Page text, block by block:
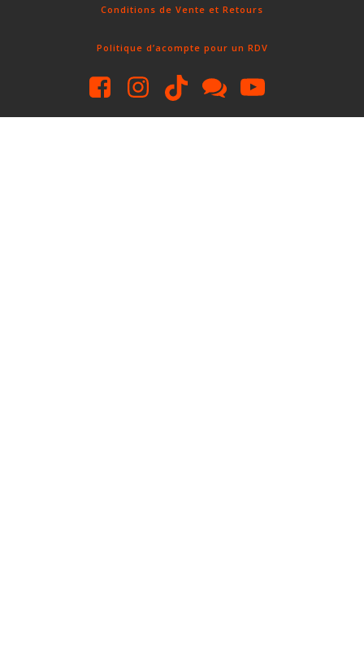
Conditions de Vente et Retours
Politique d’acompte pour un RDV